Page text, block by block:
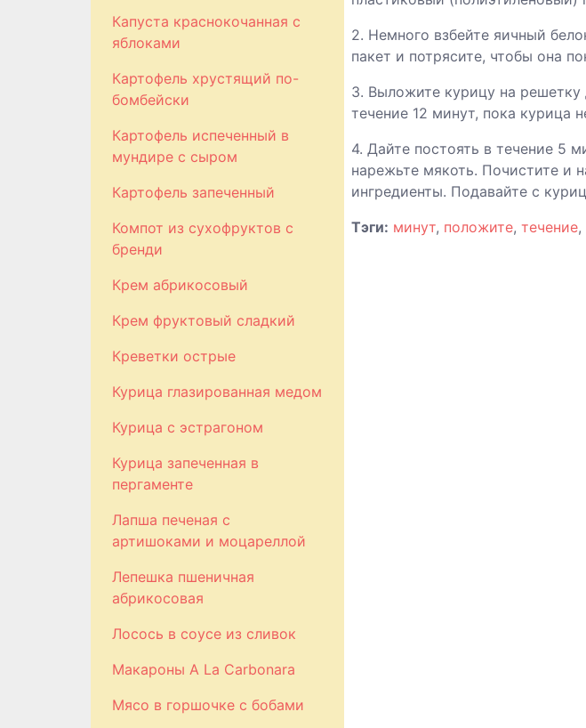
Капуста краснокочанная с
яблоками
Картофель хрустящий по-
бомбейски
Картофель испеченный в
мундире с сыром
Картофель запеченный
Компот из сухофруктов с
бренди
Крем абрикосовый
Крем фруктовый сладкий
Креветки острые
Курица глазированная медом
Курица с эстрагоном
Курица запеченная в
пергаменте
Лапша печеная с
артишоками и моцареллой
Лепешка пшеничная
абрикосовая
Лосось в соусе из сливок
Макароны A La Carbonara
Мясо в горшочке с бобами
2. Немного взбейте яичный
пакет и потрясите, чтобы она
3. Выложите курицу на
течение 12 минут, пока курица
4. Дайте постоять в течение 5
нарежьте мякоть. Почистите и
ингредиенты. Подавайте с
Тэги: минут, положите, течение,